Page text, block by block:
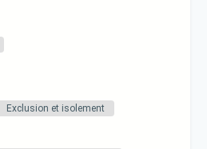
Exclusion et isolement